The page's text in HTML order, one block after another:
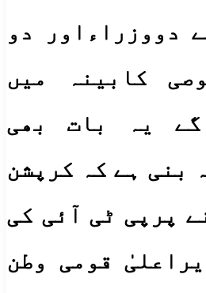
دووزراءاور دو
کابینہ میں
گے یہ بات بھی
بنی ہے کہ کرپشن
پرپی ٹی آئی کی
قومی وطن